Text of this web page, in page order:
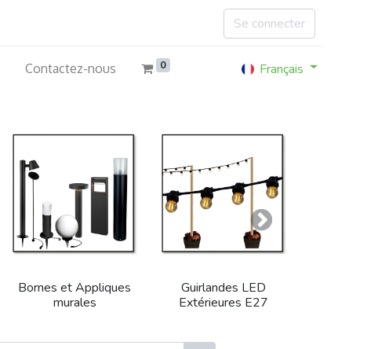
Se connecter
Contactez-nous 0 Français
Bornes et Appliques
murales
Guirlandes LED
Extérieures E27
Suivant